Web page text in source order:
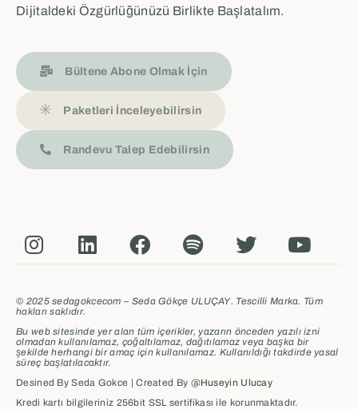
Dijitaldeki Özgürlüğünüzü Birlikte Başlatalım.
Bültene Abone Olmak İçin
Paketleri İnceleyebilirsin
Randevu Talep Edebilirsin
© 2025 sedagokcecom – Seda Gökçe ULUÇAY. Tescilli Marka. Tüm
hakları saklıdır.
Bu web sitesinde yer alan tüm içerikler, yazarın önceden yazılı izni
olmadan kullanılamaz, çoğaltılamaz, dağıtılamaz veya başka bir
şekilde herhangi bir amaç için kullanılamaz. Kullanıldığı takdirde yasal
süreç başlatılacaktır.
Desined By Seda Gokce | Created By @Huseyin Ulucay
Kredi kartı bilgileriniz 256bit SSL sertifikası ile korunmaktadır.